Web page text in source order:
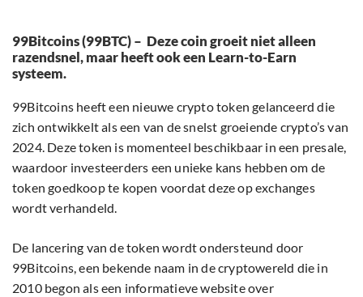
99Bitcoins (99BTC) – Deze coin groeit niet alleen
razendsnel, maar heeft ook een Learn-to-Earn
systeem.
99Bitcoins heeft een nieuwe crypto token gelanceerd die
zich ontwikkelt als een van de snelst groeiende crypto’s van
2024. Deze token is momenteel beschikbaar in een presale,
waardoor investeerders een unieke kans hebben om de
token goedkoop te kopen voordat deze op exchanges
wordt verhandeld.
De lancering van de token wordt ondersteund door
99Bitcoins, een bekende naam in de cryptowereld die in
2010 begon als een informatieve website over